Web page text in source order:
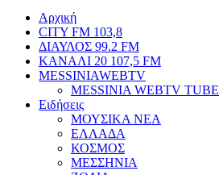
Αρχική
CITY FM 103,8
ΔΙΑΥΛΟΣ 99.2 FM
ΚΑΝΑΛΙ 20 107,5 FM
MESSINIAWEBTV
MESSINIA WEBTV TUBE
Eιδήσεις
ΜΟΥΣΙΚΑ ΝΕΑ
ΕΛΛΑΔΑ
ΚΟΣΜΟΣ
ΜΕΣΣΗΝΙΑ